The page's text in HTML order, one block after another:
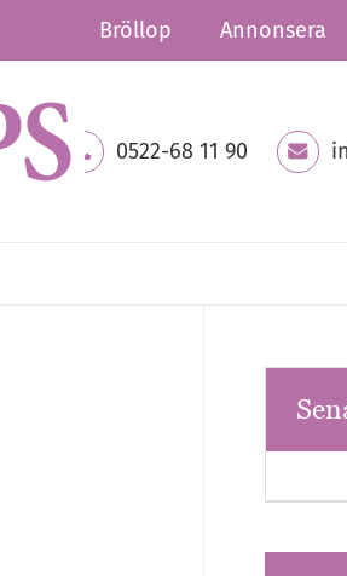
Bröllop Annonsera
0522-68 11 90